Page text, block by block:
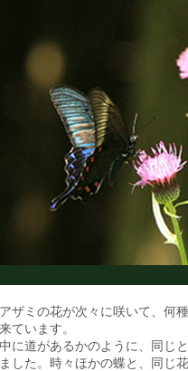
アザミの花が次々に咲いて、何
ています。
に道があるかのように、同じ
した。時々ほかの蝶と、同じ